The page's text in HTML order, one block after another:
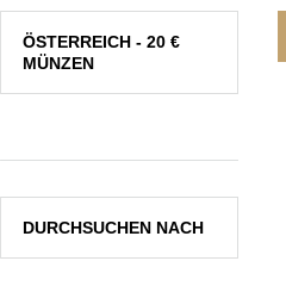
ÖSTERREICH - 20 €
MÜNZEN
DURCHSUCHEN NACH